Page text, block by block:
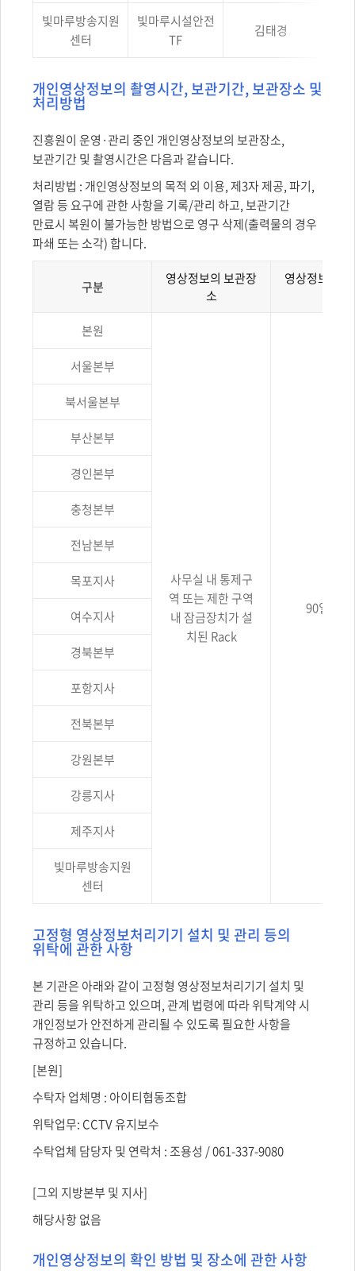
빛마루방송지원
센터
빛마루시설안전
TF
김태경
개인영상정보의 촬영시간, 보관기간, 보관장소 및
처리방법
진흥원이 운영·관리 중인 개인영상정보의 보관장소,
보관기간 및 촬영시간은 다음과 같습니다.
처리방법 : 개인영상정보의 목적 외 이용, 제3자 제공, 파기,
열람 등 요구에 관한 사항을 기록/관리 하고, 보관기간
만료시 복원이 불가능한 방법으로 영구 삭제(출력물의 경우
파쇄 또는 소각) 합니다.
영상정보처리기기
표입니다.
영상정보의
영상정보의
영상정보의
구분
영상정보의 보관장
소
영상정보의
본원
사무실 내 통제구
역 또는 제한 구역
내 잠금장치가 설
치된 Rack
90일 이하
서울본부
북서울본부
부산본부
경인본부
충청본부
전남본부
목포지사
여수지사
경북본부
포항지사
전북본부
강원본부
강릉지사
제주지사
빛마루방송지원
센터
고정형 영상정보처리기기 설치 및 관리 등의
위탁에 관한 사항
본 기관은 아래와 같이 고정형 영상정보처리기기 설치 및
관리 등을 위탁하고 있으며, 관계 법령에 따라 위탁계약 시
개인정보가 안전하게 관리될 수 있도록 필요한 사항을
규정하고 있습니다.
[본원]
수탁자 업체명 : 아이티협동조합
위탁업무: CCTV 유지보수
수탁업체 담당자 및 연락처 : 조용성 / 061-337-9080
[그외 지방본부 및 지사]
해당사항 없음
개인영상정보의 확인 방법 및 장소에 관한 사항